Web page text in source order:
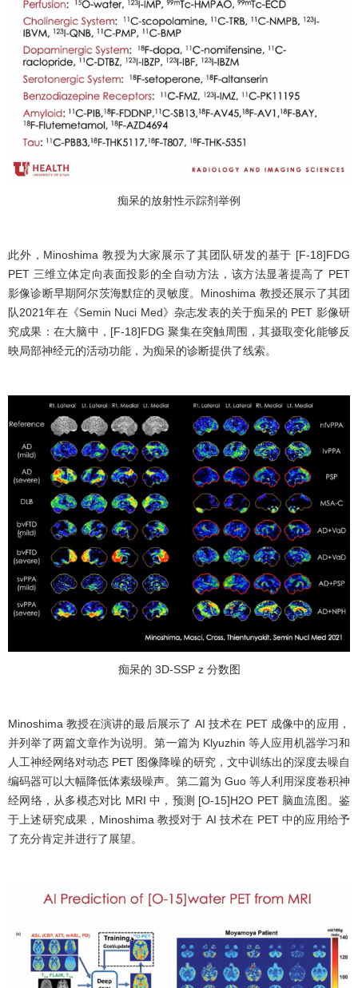
痴呆的放射性示踪剂举例
此外，Minoshima 教授为大家展示了其团队研发的基于 [F-18]FDG
PET 三维立体定向表面投影的全自动方法，该方法显著提高了 PET
影像诊断早期阿尔茨海默症的灵敏度。Minoshima 教授还展示了其团
队2021年在《Semin Nuci Med》杂志发表的关于痴呆的 PET 影像研
究成果：在大脑中，[F-18]FDG 聚集在突触周围，其摄取变化能够反
映局部神经元的活动功能，为痴呆的诊断提供了线索。
痴呆的 3D-SSP z 分数图
Minoshima 教授在演讲的最后展示了 AI 技术在 PET 成像中的应用，
并列举了两篇文章作为说明。第一篇为 Klyuzhin 等人应用机器学习和
人工神经网络对动态 PET 图像降噪的研究，文中训练出的深度去噪自
编码器可以大幅降低体素级噪声。第二篇为 Guo 等人利用深度卷积神
经网络，从多模态对比 MRI 中，预测 [O-15]H2O PET 脑血流图。鉴
于上述研究成果，Minoshima 教授对于 AI 技术在 PET 中的应用给予
了充分肯定并进行了展望。